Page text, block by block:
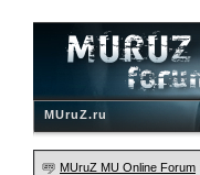
MUruZ.ru
MUruZ MU Online Forum